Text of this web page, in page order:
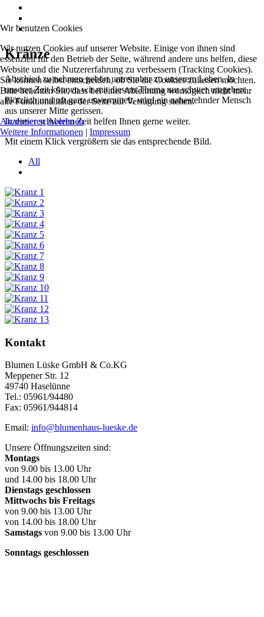
Kränze
Abschied zu nehmen gehört untrennbar zu unserem Leben. In
unserer Zeit können wir mit diesem Thema nur schwer umgehen.
Plötzlich und oft ganz unvermittelt, wird ein nahestehnder Mensch
aus unserer Mitte gerissen.
In dieser schweren Zeit helfen Ihnen gerne weiter.
Mit einem Klick vergrößern sie das entsprechende Bild.
All
Kontakt
Blumen Lüske GmbH & Co.KG
Meppener Str. 12
49740 Haselünne
Tel.: 05961/94480
Fax: 05961/944814
Email: info@blumenhaus-lueske.de
Unsere Öffnungszeiten sind:
Montags
von 9.00 bis 13.00 Uhr
und 14.00 bis 18.00 Uhr
Dienstags geschlossen
Mittwochs bis Freitags
von 9.00 bis 13.00 Uhr
von 14.00 bis 18.00 Uhr
Samstags von 9.00 bis 13.00 Uhr
Sonntags geschlossen
Wir benutzen Cookies
Wir nutzen Cookies auf unserer Website. Einige von ihnen sind
essenziell für den Betrieb der Seite, während andere uns helfen, diese
Website und die Nutzererfahrung zu verbessern (Tracking Cookies).
Sie können selbst entscheiden, ob Sie die Cookies zulassen möchten.
Bitte beachten Sie, dass bei einer Ablehnung womöglich nicht mehr
alle Funktionalitäten der Seite zur Verfügung stehen.
AkzeptierenAblehnen
Weitere Informationen | Impressum